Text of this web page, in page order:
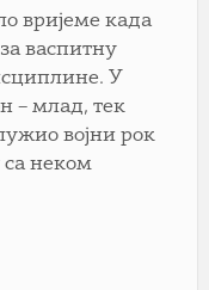
вријеме када
васпитну
У
– млад, тек
војни рок
неком